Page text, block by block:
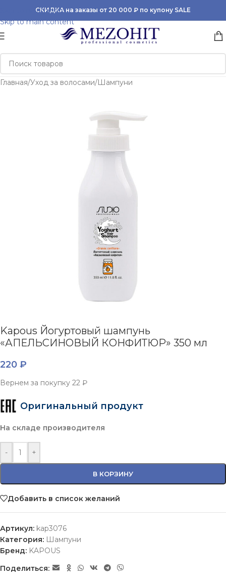
Skip to navigation
Skip to main content
СКИДКА на заказы от 20 000 ₽ по купону SALE
Главная/Уход за волосами/Шампуни
Kapous Йогуртовый шампунь
«АПЕЛЬСИНОВЫЙ КОНФИТЮР» 350 мл
220 ₽
Вернем за покупку 22 ₽
Оригинальный продукт
На складе производителя
- +
В КОРЗИНУ
Добавить в список желаний
Артикул: kap3076
Категория: Шампуни
Бренд: KAPOUS
Поделиться: